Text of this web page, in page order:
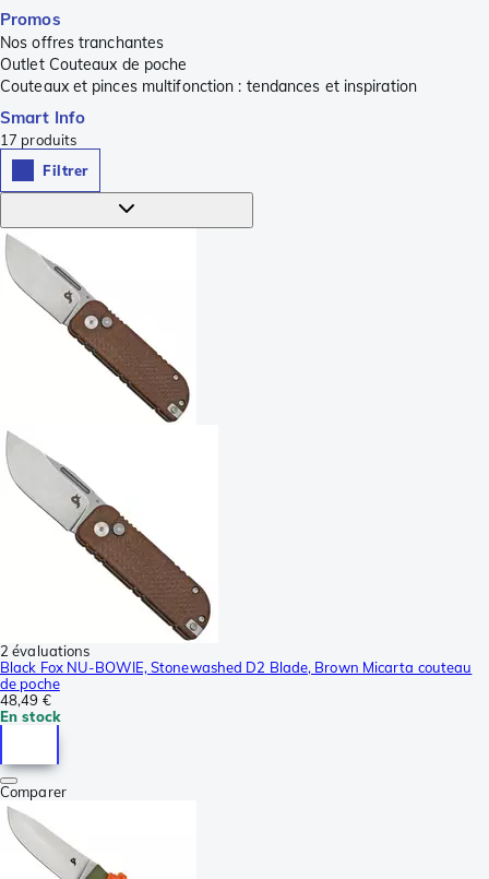
Promos
Nos offres tranchantes
Outlet Couteaux de poche
Couteaux et pinces multifonction : tendances et inspiration
Smart Info
17 produits
Filtrer
2 évaluations
Black Fox NU-BOWIE, Stonewashed D2 Blade, Brown Micarta couteau
de poche
48,49 €
En stock
Comparer